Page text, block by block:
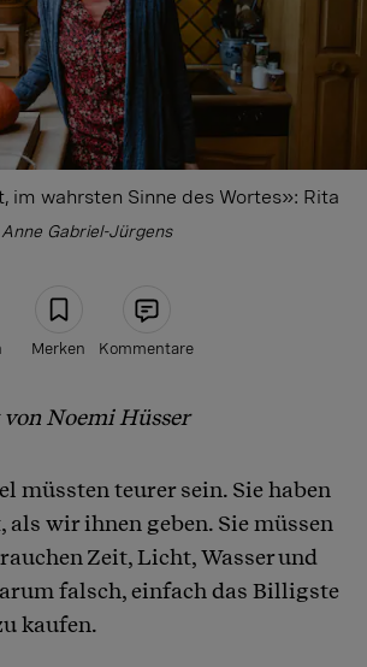
im wahrsten Sinne des Wortes»: Rita
Gabriel-Jürgens
Merken Kommentare
teilenNoemi Hüsser
müssten teurer sein. Sie haben
als wir ihnen geben. Sie müssen
Zeit, Licht, Wasser und
falsch, einfach das Billigste
kaufen.